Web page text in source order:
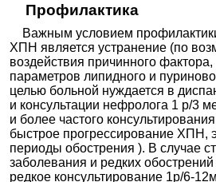
Профилактика
Важным условием
ХПН является устранение (по
воздействия причинного
параметров липидного и
целью больной нуждается в
и консультации нефролога 1 р/3
и более частого
быстрое прогрессирование ХПН,
периоды обострения ). В случае
заболевания и редких
редкое консультирование 1р/6-